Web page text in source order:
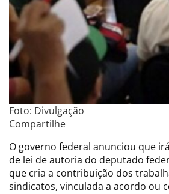
Foto: Divulgação
Compartilhe
O governo federal anunciou que
de lei de autoria do deputado
que cria a contribuição dos
sindicatos, vinculada a acordo ou